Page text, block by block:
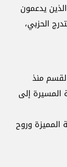
يدعمون
الحزبي،
منذ
المسيرة إلى
المميزة وروح